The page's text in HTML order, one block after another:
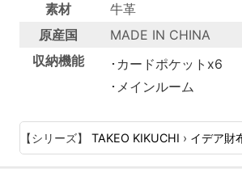
素材
牛革
原産国
MADE IN CHINA
収納機能
･カードポケットx6
･メインルーム
【シリーズ】 TAKEO KIKUCHI › イデア財